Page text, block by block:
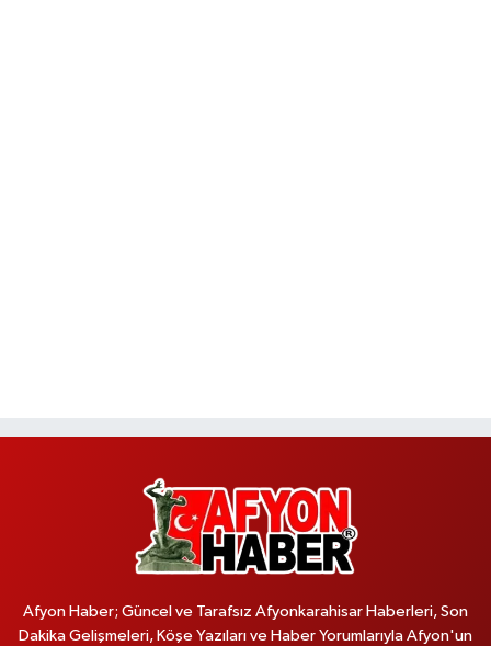
Afyon Haber; Güncel ve Tarafsız Afyonkarahisar Haberleri, Son
Dakika Gelişmeleri, Köşe Yazıları ve Haber Yorumlarıyla Afyon'un